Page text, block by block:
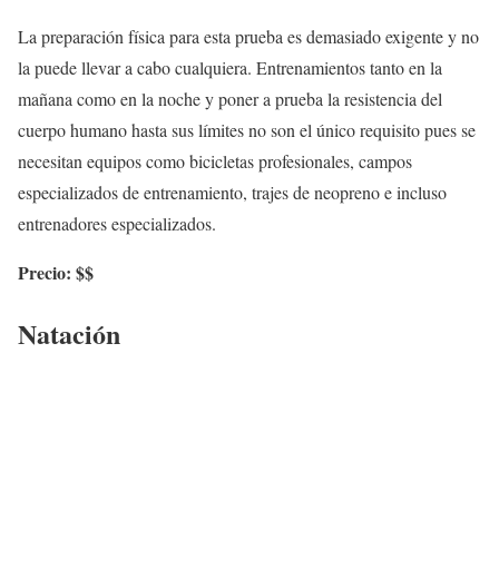
La preparación física para esta prueba es demasiado exigente y no
la puede llevar a cabo cualquiera. Entrenamientos tanto en la
mañana como en la noche y poner a prueba la resistencia del
cuerpo humano hasta sus límites no son el único requisito pues se
necesitan equipos como bicicletas profesionales, campos
especializados de entrenamiento, trajes de neopreno e incluso
entrenadores especializados.
Precio: $$
Natación